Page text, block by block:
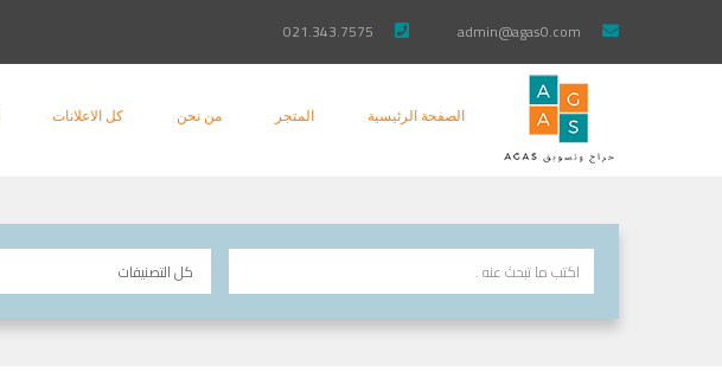
الصفحة الرئيسية المتجر من نحن كل الاعلانات